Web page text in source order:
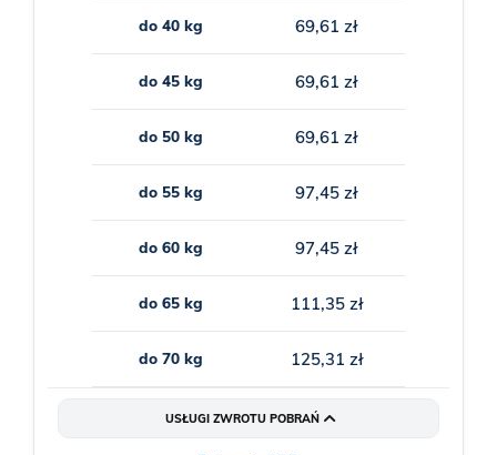
do 40 kg 69,61 zł
do 45 kg 69,61 zł
do 50 kg 69,61 zł
do 55 kg 97,45 zł
do 60 kg 97,45 zł
do 65 kg 111,35 zł
do 70 kg 125,31 zł
USŁUGI ZWROTU POBRAŃ